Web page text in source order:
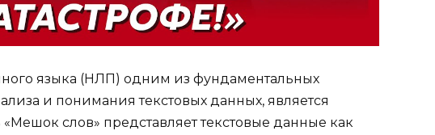
языка (НЛП) одним из фундаментальных
и понимания текстовых данных, является
слов» представляет текстовые данные как